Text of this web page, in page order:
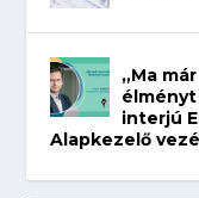
„Ma
interjú
Alapkezelő